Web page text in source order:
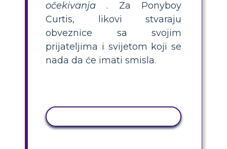
očekivanja . Za Ponyboy
Curtis, likovi stvaraju
obveznice sa svojim
prijateljima i svijetom koji se
nada da će imati smisla.